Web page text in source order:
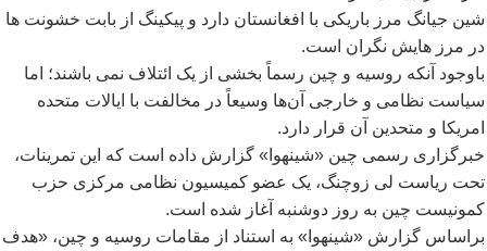
شین جیانگ مرز باریکی با افغانستان دارد و پیکینگ از بابت خشونت ها
در مرز هایش نگران است.
باوجود آنکه روسیه و چین رسماً بخشی از یک ائتلاف نمی باشند؛ اما
سیاست نظامی و خارجی آنها وسیعاً در مخالفت با ایالات متحده
امریکا و متحدین آن قرار دارد.
خبرگزاری رسمی چین «شینهوا» گزارش داده است که این تمرینات،
تحت ریاست لی زوچنگ، یک عضو کمیسیون نظامی مرکزی حزب
کمونیست چین به روز دوشنبه آغاز شده است.
براساس گزارش «شینهوا» به استناد از مقامات روسیه و چین، «هدف